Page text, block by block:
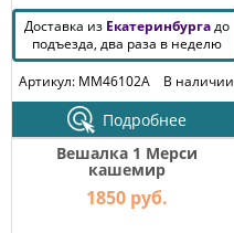
Доставка из Екатеринбургадо
подъезда, два раза в неделю
Артикул: MM46102A
В наличии
Подробнее
Вешалка 1 Мерси
кашемир
1850 руб.